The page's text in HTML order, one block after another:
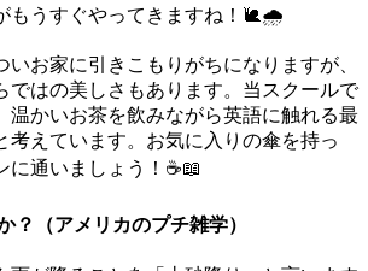
もうすぐやってきますね！🐌🌧️
いお家に引きこもりがちになりますが、
ではの美しさもあります。当スクールで
温かいお茶を飲みながら英語に触れる最
考えています。お気に入りの傘を持っ
に通いましょう！☕📖
？（アメリカのプチ雑学）